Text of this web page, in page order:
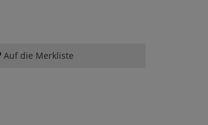
Auf die Merkliste